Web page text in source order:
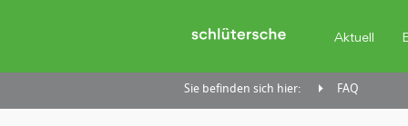
Aktuell
Sie befinden sich hier: FAQ